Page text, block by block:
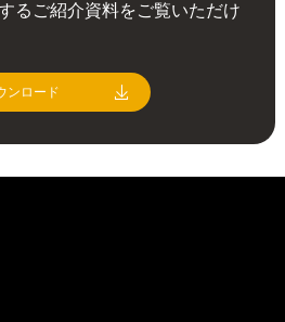
るご紹介資料をご覧いただけ
ンロード